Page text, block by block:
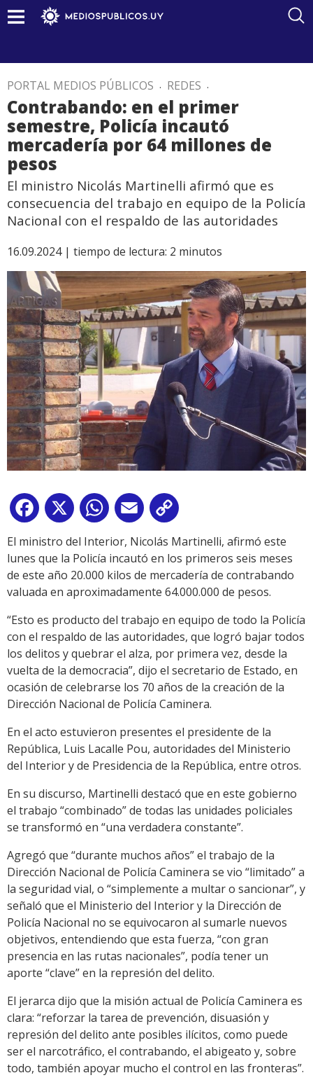
PORTAL MEDIOS PÚBLICOS . REDES .
Contrabando: en el primer
semestre, Policía incautó
mercadería por 64 millones de
pesos
El ministro Nicolás Martinelli afirmó que es
consecuencia del trabajo en equipo de la Policía
Nacional con el respaldo de las autoridades
16.09.2024 | tiempo de lectura: 2 minutos
Facebook
X WhatsApp
Email
Link
El ministro del Interior, Nicolás Martinelli, afirmó este
lunes que la Policía incautó en los primeros seis meses
de este año 20.000 kilos de mercadería de contrabando
valuada en aproximadamente 64.000.000 de pesos.
“Esto es producto del trabajo en equipo de todo la Policía
con el respaldo de las autoridades, que logró bajar todos
los delitos y quebrar el alza, por primera vez, desde la
vuelta de la democracia”, dijo el secretario de Estado, en
ocasión de celebrarse los 70 años de la creación de la
Dirección Nacional de Policía Caminera.
En el acto estuvieron presentes el presidente de la
República, Luis Lacalle Pou, autoridades del Ministerio
del Interior y de Presidencia de la República, entre otros.
En su discurso, Martinelli destacó que en este gobierno
el trabajo “combinado” de todas las unidades policiales
se transformó en “una verdadera constante”.
Agregó que “durante muchos años” el trabajo de la
Dirección Nacional de Policía Caminera se vio “limitado” a
la seguridad vial, o “simplemente a multar o sancionar”, y
señaló que el Ministerio del Interior y la Dirección de
Policía Nacional no se equivocaron al sumarle nuevos
objetivos, entendiendo que esta fuerza, “con gran
presencia en las rutas nacionales”, podía tener un
aporte “clave” en la represión del delito.
El jerarca dijo que la misión actual de Policía Caminera es
clara: “reforzar la tarea de prevención, disuasión y
represión del delito ante posibles ilícitos, como puede
ser el narcotráfico, el contrabando, el abigeato y, sobre
todo, también apoyar mucho el control en las fronteras”.